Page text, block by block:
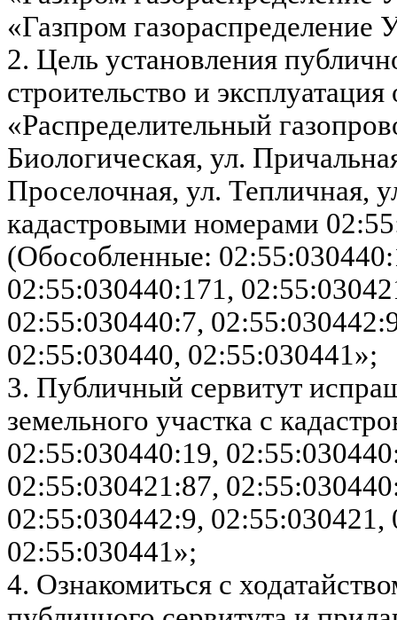
«Газпром газораспределение
2. Цель установления
строительство и эксплуатация
«Распределительный
Биологическая, ул.
Проселочная, ул. Тепличная,
кадастровыми номерами
(Обособленные:
02:55:030440:171,
02:55:030440:7,
02:55:030440, 02:55:030441»;
3. Публичный сервитут
земельного участка с
02:55:030440:19,
02:55:030421:87,
02:55:030442:9, 02:55:030421,
02:55:030441»;
4. Ознакомиться с